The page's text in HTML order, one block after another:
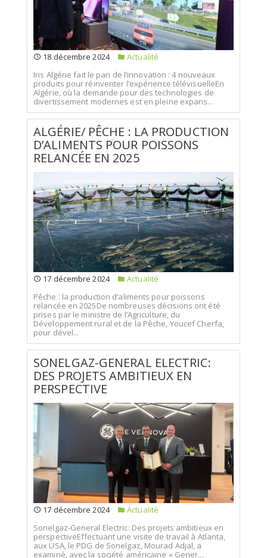
18 décembre 2024
Actualité
Iris Algérie fait le pari de l’innovation : 4 nouveaux
produits pour réinventer l’expérience télévisuelleEn
Algérie, où la demande pour des technologies de
divertissement modernes est en pleine expans...
ALGÉRIE/ PÊCHE : LA PRODUCTION
D’ALIMENTS POUR POISSONS
RELANCÉE EN 2025
17 décembre 2024
Actualité
Pêche : la production d’aliments pour poissons
relancée en 2025De nombreuses décisions ont été
prises par le ministre de l’Agriculture, du
Développement rural et de la Pêche, Youcef Cherfa,
pour dével...
SONELGAZ-GENERAL ELECTRIC:
DES PROJETS AMBITIEUX EN
PERSPECTIVE
17 décembre 2024
Actualité
Sonelgaz-General Electric: Des projets ambitieux en
perspectiveEffectuant une visite de travail à Atlanta,
aux USA, le PDG de Sonelgaz, Mourad Adjal, a
examiné, avec la société américaine « Gener...